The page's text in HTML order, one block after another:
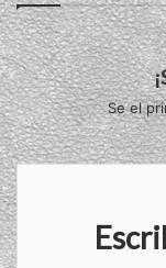
Se el